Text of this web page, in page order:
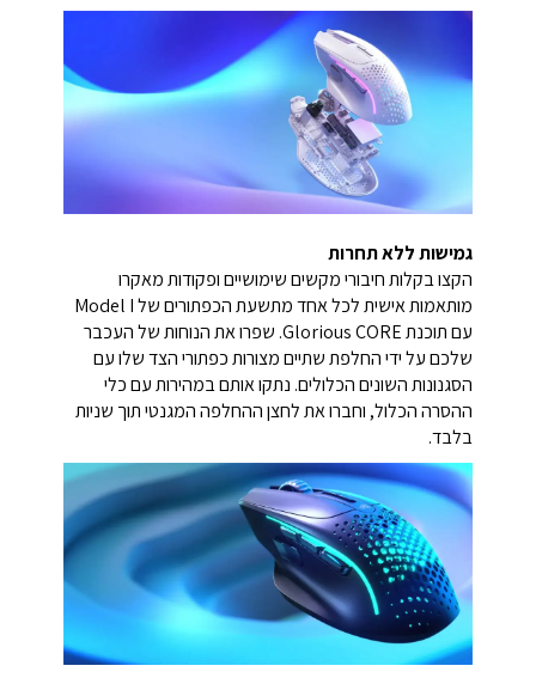
גמישות ללא תחרות
הקצו בקלות חיבורי מקשים שימושיים ופקודות מאקרו
מותאמות אישית לכל אחד מתשעת הכפתורים של Model I
עם תוכנת Glorious CORE. שפרו את הנוחות של העכבר
שלכם על ידי החלפת שתיים מצורות כפתורי הצד שלו עם
הסגנונות השונים הכלולים. נתקו אותם במהירות עם כלי
ההסרה הכלול, וחברו את לחצן ההחלפה המגנטי תוך שניות
בלבד.